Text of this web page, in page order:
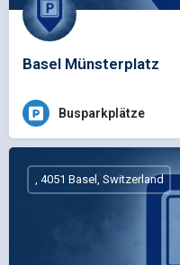
Basel Münsterplatz
Busparkplätze
, 4051 Basel, Switzerland